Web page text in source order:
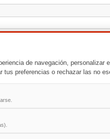
de navegación, personalizar
preferencias o rechazar las no